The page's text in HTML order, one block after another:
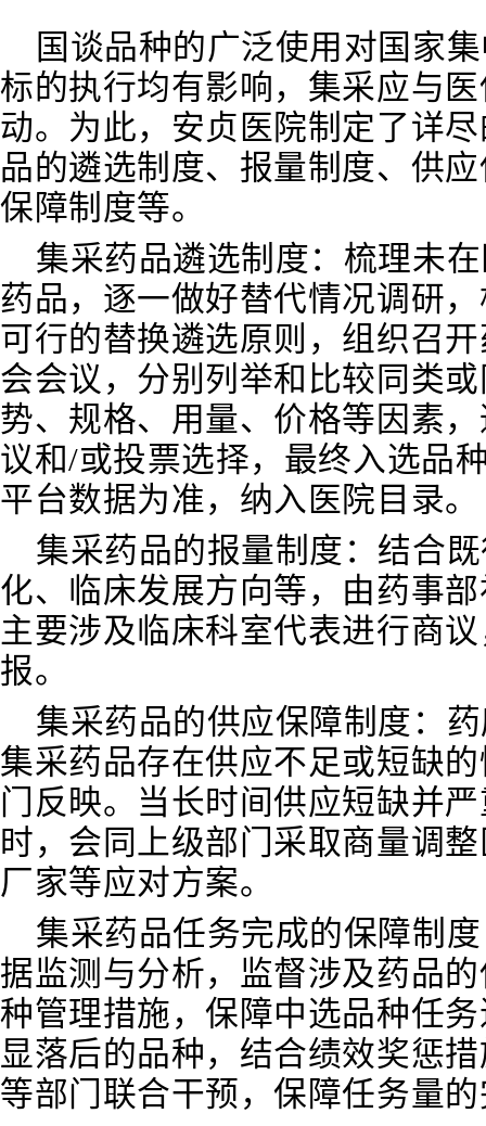
国谈品种的广泛使用对国家
标的执行均有影响，集采应与
动。为此，安贞医院制定了详
品的遴选制度、报量制度、供
保障制度等。
集采药品遴选制度： 梳理未
药品，逐一做好替代情况调研
可行的替换遴选原则，组织召
会会议，分别列举和比较同类
势、规格、用量、价格等因素
议和/或投票选择，最终入选品
平台数据为准，纳入医院目录。
集采药品的报量制度 ： 结合
化、临床发展方向等，由药事
主要涉及临床科室代表进行商
报。
集采药品的供应保障制度 ：
集采药品存在供应不足或短缺
门反映。当长时间供应短缺并
时，会同上级部门采取商量调
厂家等应对方案。
集采药品任务完成的保障制
据监测与分析，监督涉及药品
种管理措施，保障中选品种任
显落后的品种，结合绩效奖惩
等部门联合干预，保障任务量